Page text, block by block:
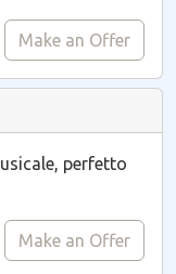
Make an Offer
perfetto
Make an Offer